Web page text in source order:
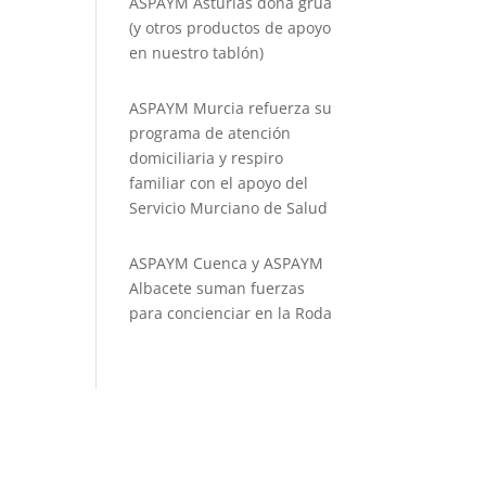
(y otros productos de apoyo
en nuestro tablón)
ASPAYM Murcia refuerza su
programa de atención
domiciliaria y respiro
familiar con el apoyo del
Servicio Murciano de Salud
ASPAYM Cuenca y ASPAYM
Albacete suman fuerzas
para concienciar en la Roda